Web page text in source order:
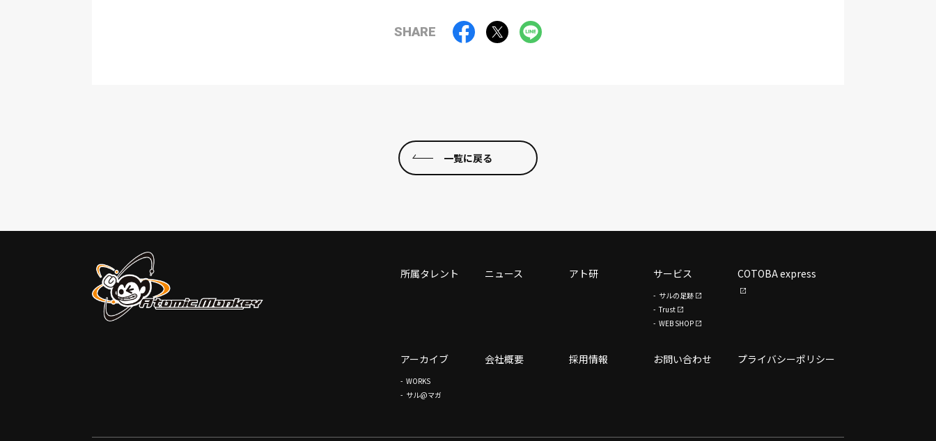
SHARE
一覧に戻る
所属タレント ニュース アト研 サービス
サルの足跡
Trust
WEB SHOP
COTOBA express
アーカイブ
WORKS
サル@マガ
会社概要 採用情報 お問い合わせ プライバシーポリシー